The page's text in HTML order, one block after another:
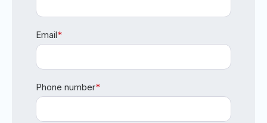
Email*
Phone number*